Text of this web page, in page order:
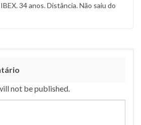
34 anos. Distância. Não saiu do
not be published.